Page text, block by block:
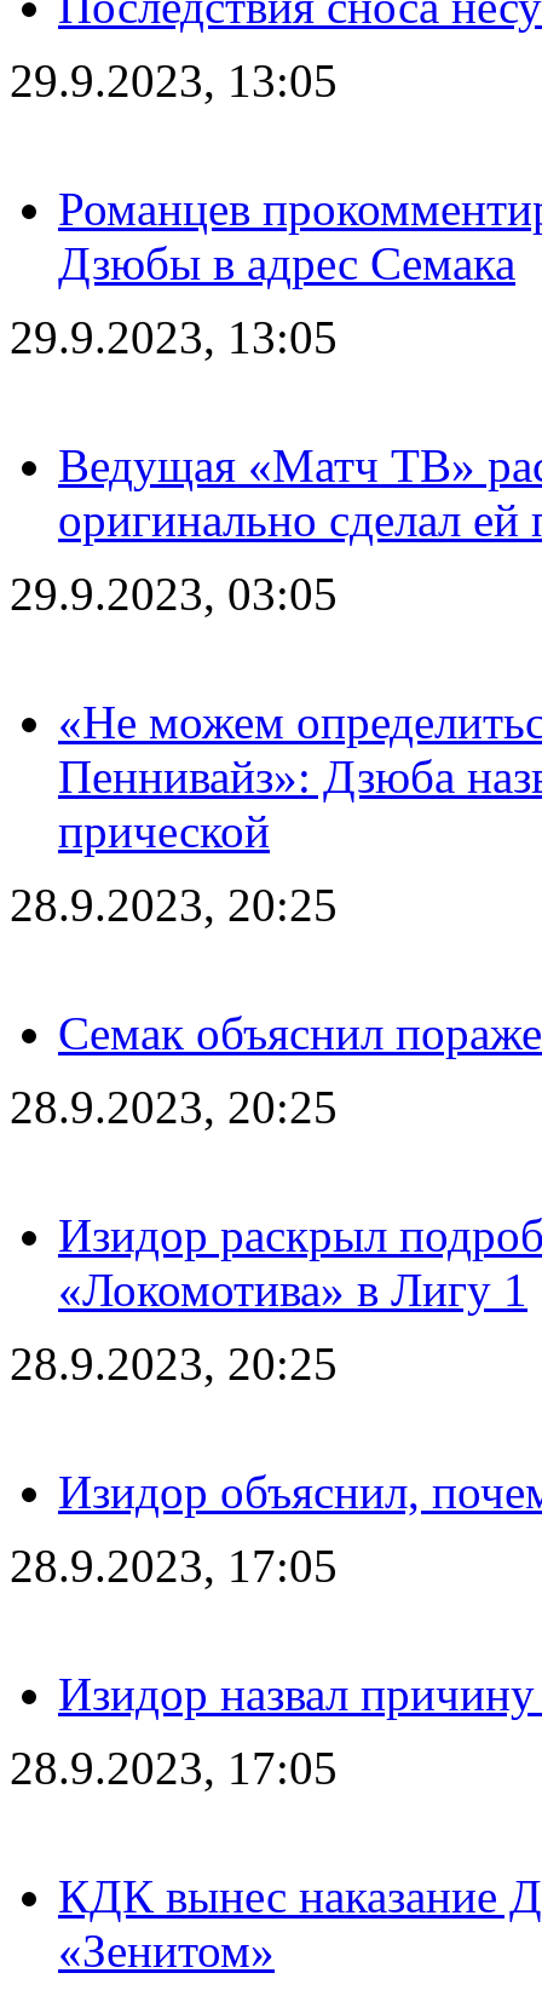
29.9.2023, 13:05
Романцев
Дзюбы в адрес Семака
29.9.2023, 13:05
Ведущая «Матч ТВ»
оригинально сделал ей
29.9.2023, 03:05
«Не можем
Пеннивайз»: Дзюба
прической
28.9.2023, 20:25
Семак объяснил
28.9.2023, 20:25
Изидор раскрыл
«Локомотива» в Лигу 1
28.9.2023, 20:25
Изидор объяснил,
28.9.2023, 17:05
Изидор назвал
28.9.2023, 17:05
КДК вынес наказание
«Зенитом»